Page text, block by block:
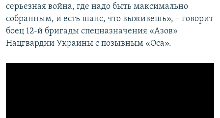
серьезная война, где надо быть максимально
собранным, и есть шанс, что выживешь», – говорит
боец 12-й бригады спецназначения «Азов»
Нацгвардии Украины с позывным «Оса».